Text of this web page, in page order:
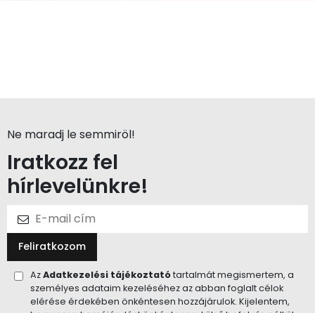
Ne maradj le semmiröl!
Iratkozz fel
hírlevelünkre!
Feliratkozom
AzAdatkezelési tájékoztatótartalmát megismertem, a
személyes adataim kezeléséhez az abban foglalt célok
elérése érdekében önkéntesen hozzájárulok. Kijelentem,